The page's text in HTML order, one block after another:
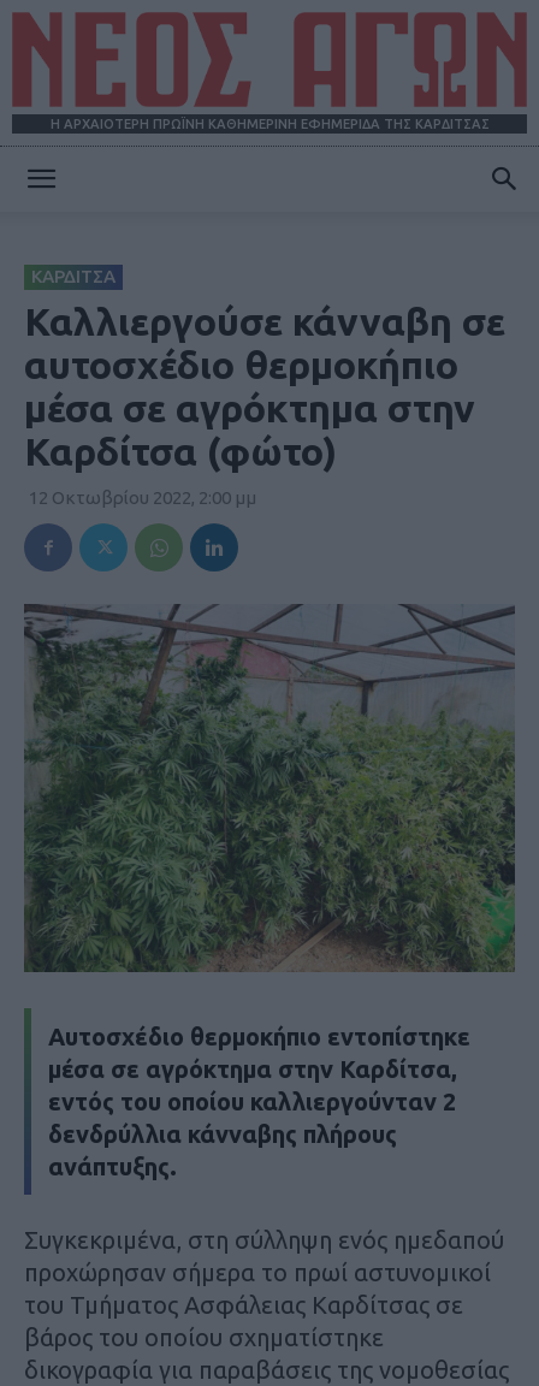
Η ΑΡΧΑΙΟΤΕΡΗ ΠΡΩΪΝΗ ΚΑΘΗΜΕΡΙΝΗ ΕΦΗΜΕΡΙΔΑ ΤΗΣ ΚΑΡΔΙΤΣΑΣ
ΚΑΡΔΙΤΣΑ
Καλλιεργούσε κάνναβη σε
αυτοσχέδιο θερμοκήπιο
μέσα σε αγρόκτημα στην
Καρδίτσα (φώτο)
12 Οκτωβρίου 2022, 2:00 μμ
Αυτοσχέδιο θερμοκήπιο εντοπίστηκε
μέσα σε αγρόκτημα στην Καρδίτσα,
εντός του οποίου καλλιεργούνταν 2
δενδρύλλια κάνναβης πλήρους
ανάπτυξης.
Συγκεκριμένα, στη σύλληψη ενός ημεδαπού
προχώρησαν σήμερα το πρωί αστυνομικοί
του Τμήματος Ασφάλειας Καρδίτσας σε
βάρος του οποίου σχηματίστηκε
δικογραφία για παραβάσεις της νομοθεσίας